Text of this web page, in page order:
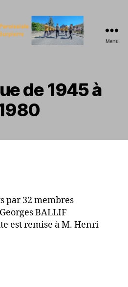
Surpierre
Menu
de 1945 à
par 32 membres
BALLIF
est remise à M. Henri